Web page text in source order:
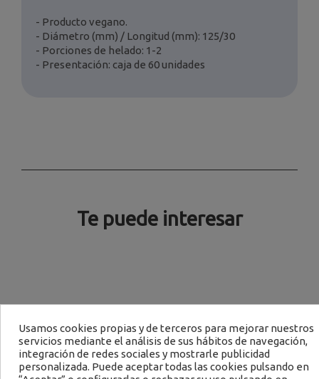
- Producto vegano.
- Diámetro (mm) / Longitud (mm): 125/30
- Porciones de helado: 1-2
- Presentación: caja de 60 unidades
Te puede interesar
Usamos cookies propias y de terceros para mejorar nuestros
servicios mediante el análisis de sus hábitos de navegación,
integración de redes sociales y mostrarle publicidad
personalizada. Puede aceptar todas las cookies pulsando en